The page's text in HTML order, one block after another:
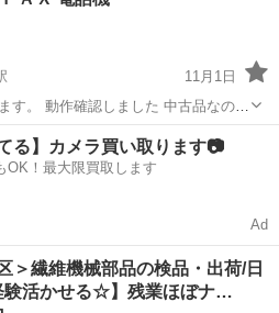
11月1日
品なので
願いします。
宮駅 電話、ＦＡＸ FAX
る】カメラ買い取ります📷
OK！最大限買取します
Ad
＞繊維機械部品の検品・出荷/日
験活かせる☆】残業ほぼナ…